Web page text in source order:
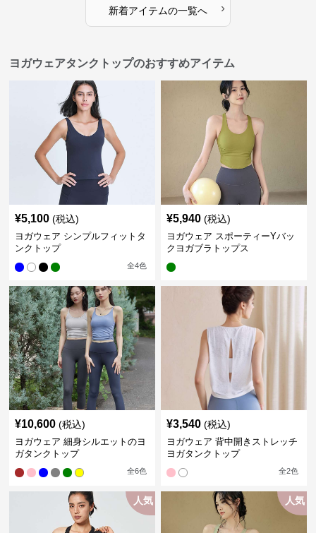
新着アイテムの一覧へ ›
ヨガウェアタンクトップのおすすめアイテム
¥5,100 (税込)
ヨガウェア シンプルフィットタ
ンクトップ
全4色
¥5,940 (税込)
ヨガウェア スポーティーYバッ
クヨガブラトップス
¥10,600 (税込)
ヨガウェア 細身シルエットのヨ
ガタンクトップ
全6色
¥3,540 (税込)
ヨガウェア 背中開きストレッチ
ヨガタンクトップ
全2色
人気 人気